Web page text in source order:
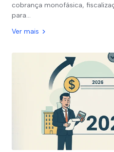
cobrança monofásica,
para…
Ver mais